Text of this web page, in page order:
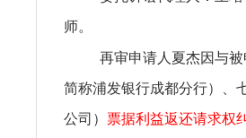
师。
再审申请人夏杰因与
简称浦发银行成都分行）、
公司） 票据利益返还请求权